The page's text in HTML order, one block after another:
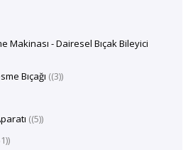
Makinası - Dairesel Bıçak Bileyici
Bıçağı (3)
(5)